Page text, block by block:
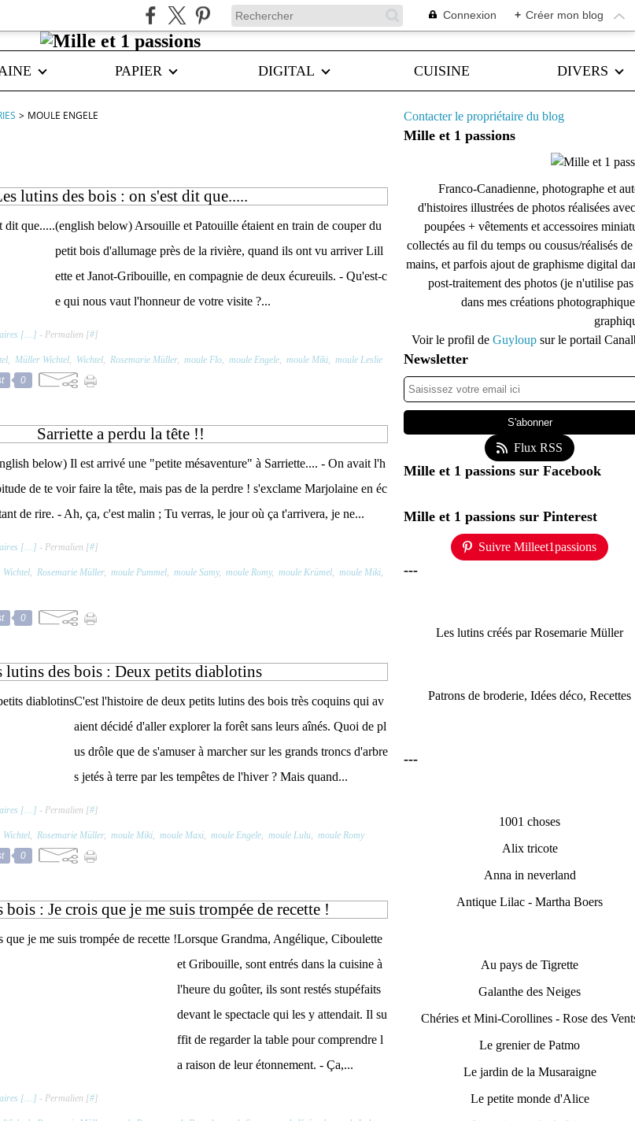
Connexion + Créer mon blog
PAPIER DIGITAL CUISINE DIVERS
> MOULE ENGELE
lutins des bois : on s'est dit que.....
(english below) Arsouille et Patouille étaient en train de couper du
petit bois d'allumage près de la rivière, quand ils ont vu arriver Lill
ette et Janot-Gribouille, en compagnie de deux écureuils. - Qu'est-c
e qui nous vaut l'honneur de votre visite ?...
[… ] - Permalien [#]
, Müller Wichtel, Wichtel, Rosemarie Müller, moule Flo, moule Engele, moule Miki, moule Leslie
0
Sarriette a perdu la tête !!
below) Il est arrivé une "petite mésaventure" à Sarriette.... - On avait l'h
de te voir faire la tête, mais pas de la perdre ! s'exclame Marjolaine en éc
de rire. - Ah, ça, c'est malin ; Tu verras, le jour où ça t'arrivera, je ne...
[… ] - Permalien [#]
Wichtel, Rosemarie Müller, moule Pummel, moule Samy, moule Romy, moule Krümel, moule Miki,
0
lutins des bois : Deux petits diablotins
C'est l'histoire de deux petits lutins des bois très coquins qui av
aient décidé d'aller explorer la forêt sans leurs aînés. Quoi de pl
us drôle que de s'amuser à marcher sur les grands troncs d'arbre
s jetés à terre par les tempêtes de l'hiver ? Mais quand...
[… ] - Permalien [#]
Wichtel, Rosemarie Müller, moule Miki, moule Maxi, moule Engele, moule Lulu, moule Romy
0
bois : Je crois que je me suis trompée de recette !
Lorsque Grandma, Angélique, Ciboulette
et Gribouille, sont entrés dans la cuisine à
l'heure du goûter, ils sont restés stupéfaits
devant le spectacle qui les y attendait. Il su
ffit de regarder la table pour comprendre l
a raison de leur étonnement. - Ça,...
[… ] - Permalien [#]
Contacter le propriétaire du blog
Mille et 1 passions
Franco-Canadienne, photographe et
d'histoires illustrées de photos réalisées
poupées + vêtements et accessoires
collectés au fil du temps ou cousus/réalisés de
mains, et parfois ajout de graphisme digital
post-traitement des photos (je n'utilise
dans mes créations
Voir le profil de Guyloup sur le portail
Newsletter
Flux RSS
Mille et 1 passions sur Facebook
Mille et 1 passions sur Pinterest
Suivre Milleet1passions
---
Les lutins créés par Rosemarie Müller
Patrons de broderie, Idées déco, Recettes
---
1001 choses
Alix tricote
Anna in neverland
Antique Lilac - Martha Boers
Au pays de Tigrette
Galanthe des Neiges
Chéries et Mini-Corollines - Rose des
Le grenier de Patmo
Le jardin de la Musaraigne
Le petite monde d'Alice